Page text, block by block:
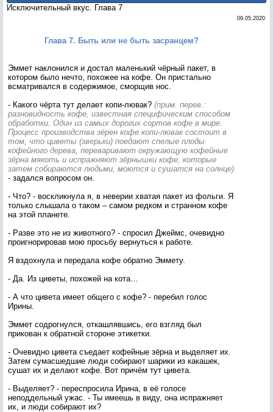
Исключительный вкус. Глава 7
09.05.2020
Глава 7. Быть или не быть засранцем?
Эммет наклонился и достал маленький чёрный пакет, в
котором было нечто, похожее на кофе. Он пристально
всматривался в содержимое, сморщив нос.
- Какого чёрта тут делает копи-лювак? (прим. перев.:
разновидность кофе, известная специфическим способом
обработки. Один из самых дорогих сортов кофе в мире.
Процесс производства зёрен кофе копи-лювак состоит в
том, что циветы (зверьки) поедают спелые плоды
кофейного дерева, переваривают окружающую кофейные
зёрна мякоть и испражняют зёрнышки кофе, которые
затем собираются людьми, моются и сушатся на солнце)
- задался вопросом он.
- Что? - воскликнула я, в неверии хватая пакет из фольги. Я
только слышала о таком – самом редком и странном кофе
на этой планете.
- Разве это не из животного? - спросил Джеймс, очевидно
проигнорировав мою просьбу вернуться к работе.
Я вздохнула и передала кофе обратно Эммету.
- Да. Из циветы, похожей на кота…
- А что цивета имеет общего с кофе? - перебил голос
Ирины.
Эммет содрогнулся, откашлявшись, его взгляд был
прикован к обратной стороне этикетки.
- Очевидно цивета съедает кофейные зёрна и выделяет их.
Затем сумасшедшие люди собирают шарики из какашек,
сушат их и делают кофе. Вот причём тут цивета.
- Выделяет? - переспросила Ирина, в её голосе
неподдельный ужас. - Ты имеешь в виду, она испражняет
их, и люди собирают их?